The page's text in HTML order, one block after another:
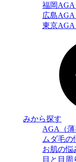
福岡
広島
東京
みから探す
AGA（
ムダ毛の
お肌の悩
目と目周